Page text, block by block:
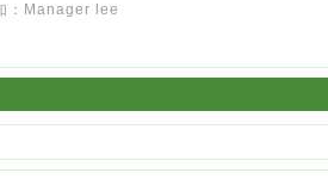
：Manager lee